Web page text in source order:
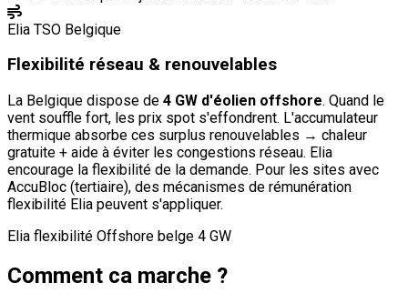
Elia TSO Belgique
Flexibilité réseau & renouvelables
La Belgique dispose de 4 GW d'éolien offshore. Quand le
vent souffle fort, les prix spot s'effondrent. L'accumulateur
thermique absorbe ces surplus renouvelables → chaleur
gratuite + aide à éviter les congestions réseau. Elia
encourage la flexibilité de la demande. Pour les sites avec
AccuBloc (tertiaire), des mécanismes de rémunération
flexibilité Elia peuvent s'appliquer.
Elia flexibilité Offshore belge 4 GW
Comment ca marche ?